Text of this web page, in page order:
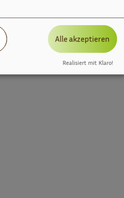
Alle akzeptieren
Realisiert mit Klaro!